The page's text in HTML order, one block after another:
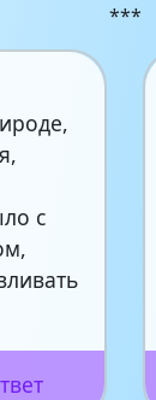
***
с